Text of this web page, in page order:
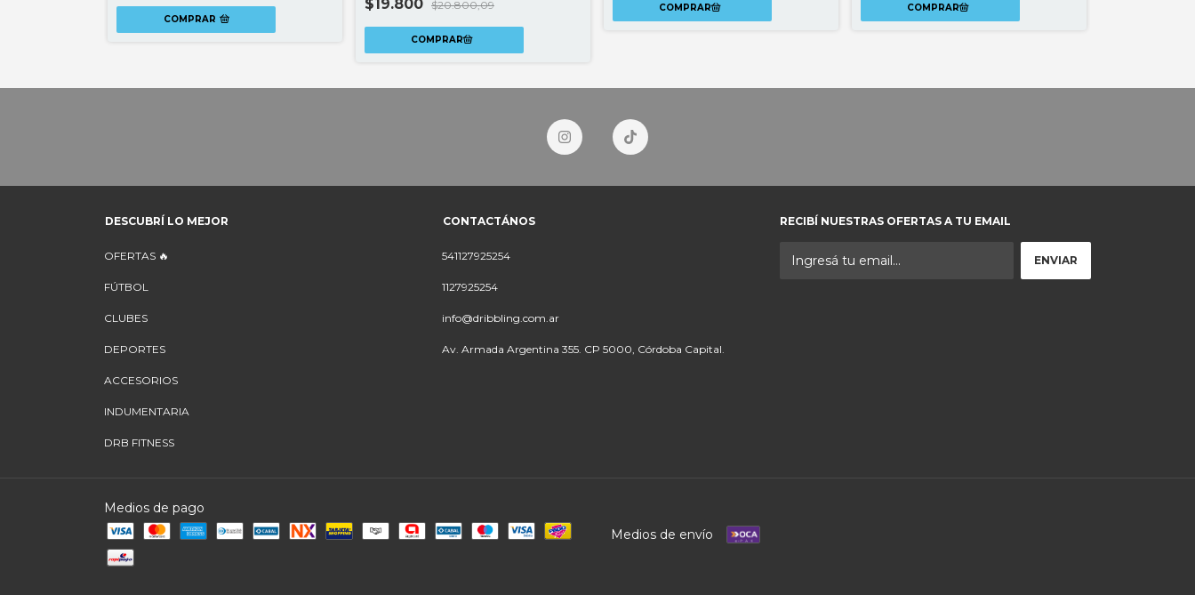
COMPRAR
$19.800 $20.800,09
DESCUBRÍ LO MEJOR
OFERTAS 🔥
FÚTBOL
CLUBES
DEPORTES
ACCESORIOS
INDUMENTARIA
DRB FITNESS
CONTACTÁNOS
541127925254
1127925254
info@dribbling.com.ar
Av. Armada Argentina 355. CP 5000, Córdoba Capital.
RECIBÍ NUESTRAS OFERTAS A TU EMAIL
Medios de pago
Medios de envío